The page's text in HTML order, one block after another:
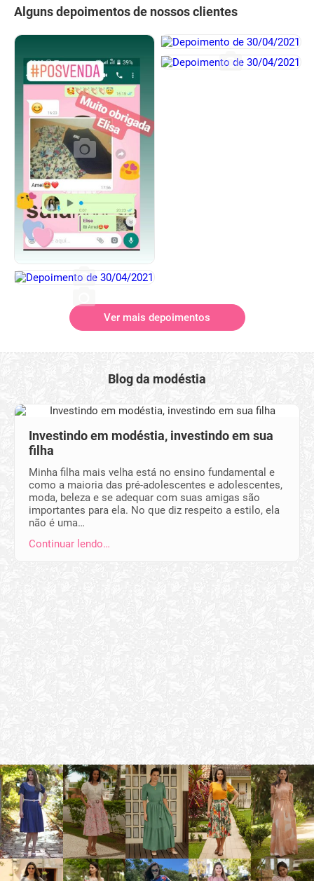
Alguns depoimentos de nossos clientes
Ver mais depoimentos
Blog da modéstia
Investindo em modéstia, investindo em sua
filha
Minha filha mais velha está no ensino fundamental e
como a maioria das pré-adolescentes e adolescentes,
moda, beleza e se adequar com suas amigas são
importantes para ela. No que diz respeito a estilo, ela
não é uma…
Continuar lendo…